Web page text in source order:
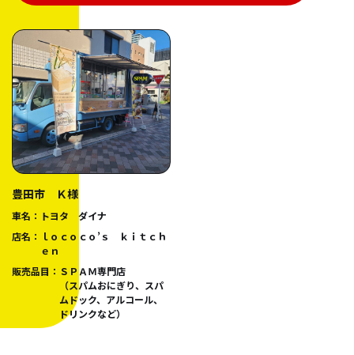
豊田市 Ｋ様
車名： トヨタ ダイナ
店名： ｌｏｃｏｃｏ’ｓ ｋｉｔｃｈ
ｅｎ
販売品目： ＳＰＡＭ専門店
（スパムおにぎり、スパ
ムドック、アルコール、
ドリンクなど）